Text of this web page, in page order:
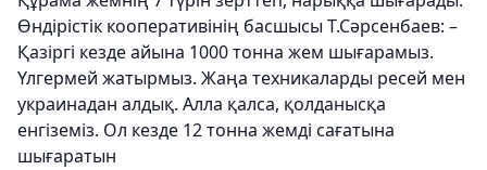
Өндірістік кооперативінің басшысы Т.Сәрсенбаев: –
Қазіргі кезде айына 1000 тонна жем шығарамыз.
Үлгермей жатырмыз. Жаңа техникаларды ресей мен
украинадан алдық. Алла қалса, қолданысқа
енгіземіз. Ол кезде 12 тонна жемді сағатына
шығаратын